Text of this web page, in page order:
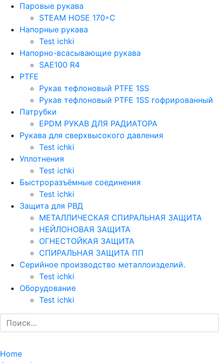
Паровые рукава
STEAM HOSE 170◦C
Напорные рукава
Test ichki
Напорно-всасывающие рукава
SAE100 R4
PTFE
Рукав тефлоновый PTFE 1SS
Рукав тефлоновый PTFE 1SS гофрированный
Патрубки
EPDM РУКАВ ДЛЯ РАДИАТОРА
Рукава для сверхвысокого давления
Test ichki
Уплотнения
Test ichki
Быстроразъёмные соединения
Test ichki
Защита для РВД
МЕТАЛЛИЧЕСКАЯ СПИРАЛЬНАЯ ЗАЩИТА
НЕЙЛОНОВАЯ ЗАЩИТА
ОГНЕСТОЙКАЯ ЗАЩИТА
СПИРАЛЬНАЯ ЗАЩИТА ПП
Серийное производство металлоизделий.
Test ichki
Оборудование
Test ichki
Home